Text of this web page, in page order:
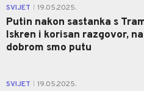
SVIJET 19.05.2025.
Putin nakon sastanka s
Iskren i korisan razgovor, na
dobrom smo putu
SVIJET 19.05.2025.